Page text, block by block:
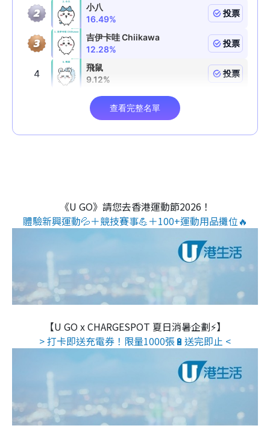
《U GO》請您去香港運動節2026！
體驗新興運動💦＋競技賽事💪＋100+運動用品攤位🔥
【U GO x CHARGESPOT 夏日消暑企劃⚡】
> 打卡即送充電券！限量1000張🔋送完即止 <